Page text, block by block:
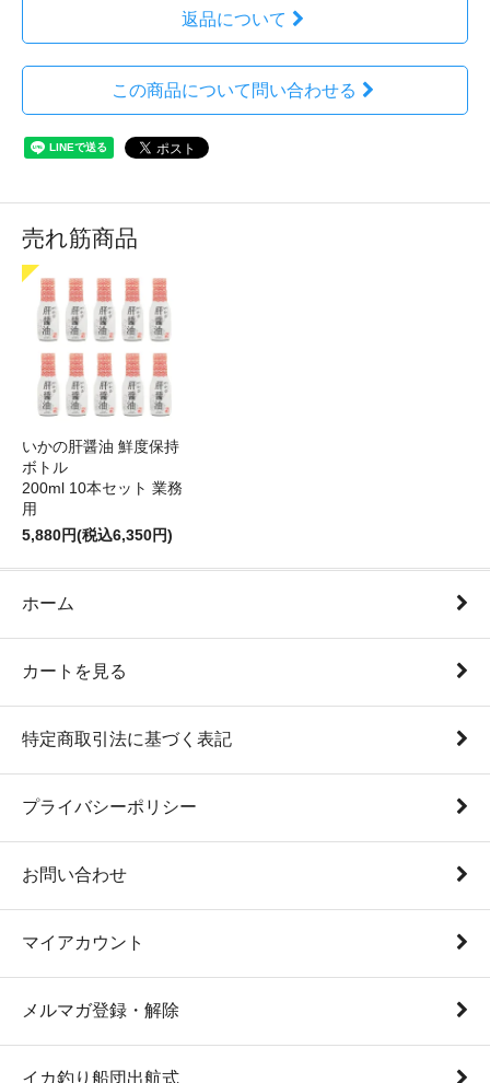
返品について
この商品について問い合わせる
売れ筋商品
いかの肝醤油 鮮度保持
ボトル
200ml 10本セット 業務
用
5,880円(税込6,350円)
ホーム
カートを見る
特定商取引法に基づく表記
プライバシーポリシー
お問い合わせ
マイアカウント
メルマガ登録・解除
イカ釣り船団出航式